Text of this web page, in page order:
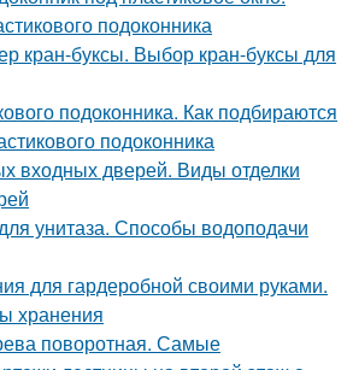
подоконника
кран-буксы. Выбор кран-буксы для
подоконника. Как подбираются
подоконника
входных дверей. Виды отделки
унитаза. Способы водоподачи
для гардеробной своими руками.
хранения
поворотная. Самые